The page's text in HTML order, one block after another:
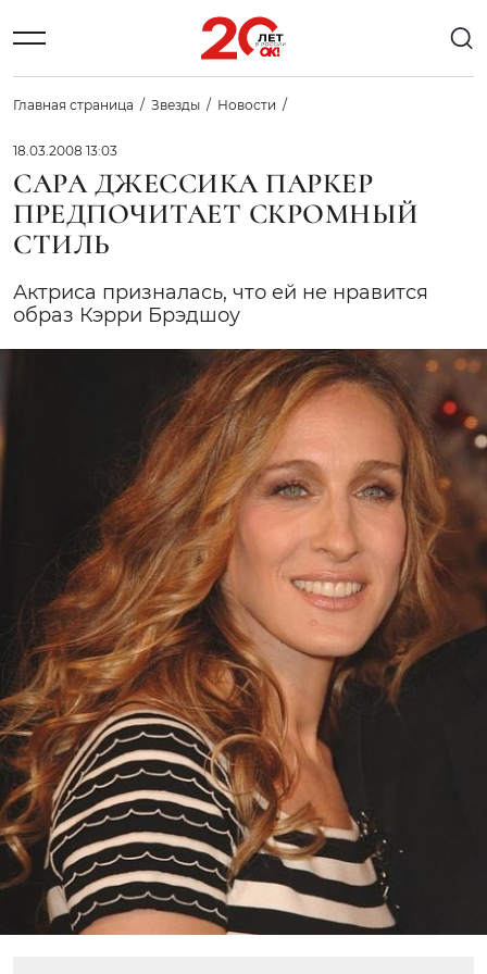
Главная страница Звезды Новости
18.03.2008 13:03
САРА ДЖЕССИКА ПАРКЕР
ПРЕДПОЧИТАЕТ СКРОМНЫЙ
СТИЛЬ
Актриса призналась, что ей не нравится
образ Кэрри Брэдшоу